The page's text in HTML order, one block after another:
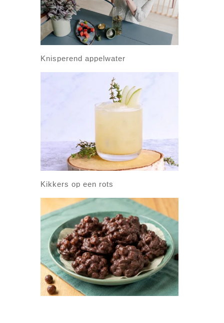
Knisperend appelwater
Kikkers op een rots